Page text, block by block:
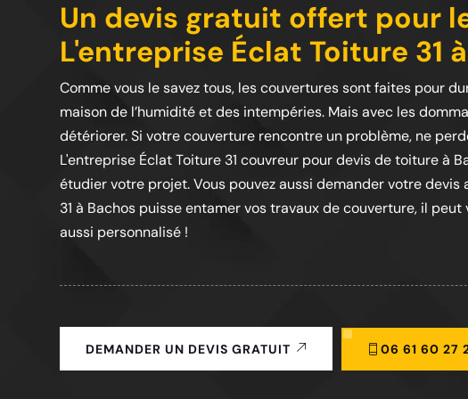
Un devis gratuit offert pour
L'entreprise Éclat Toiture 31
Comme vous le savez tous, les couvertures sont faites pour
maison de l’humidité et des intempéries. Mais avec les
détériorer. Si votre couverture rencontre un problème, ne
L'entreprise Éclat Toiture 31 couvreur pour devis de toiture à
étudier votre projet. Vous pouvez aussi demander votre devis
31 à Bachos puisse entamer vos travaux de couverture, il
aussi personnalisé !
DEMANDER UN DEVIS GRATUIT 06 61 60 27